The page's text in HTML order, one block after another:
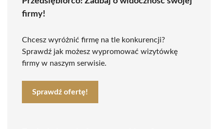
firmy!
Chcesz wyróżnić firmę na tle konkurencji?
Sprawdź jak możesz wypromować wizytówkę
firmy w naszym serwisie.
Sprawdź ofertę!